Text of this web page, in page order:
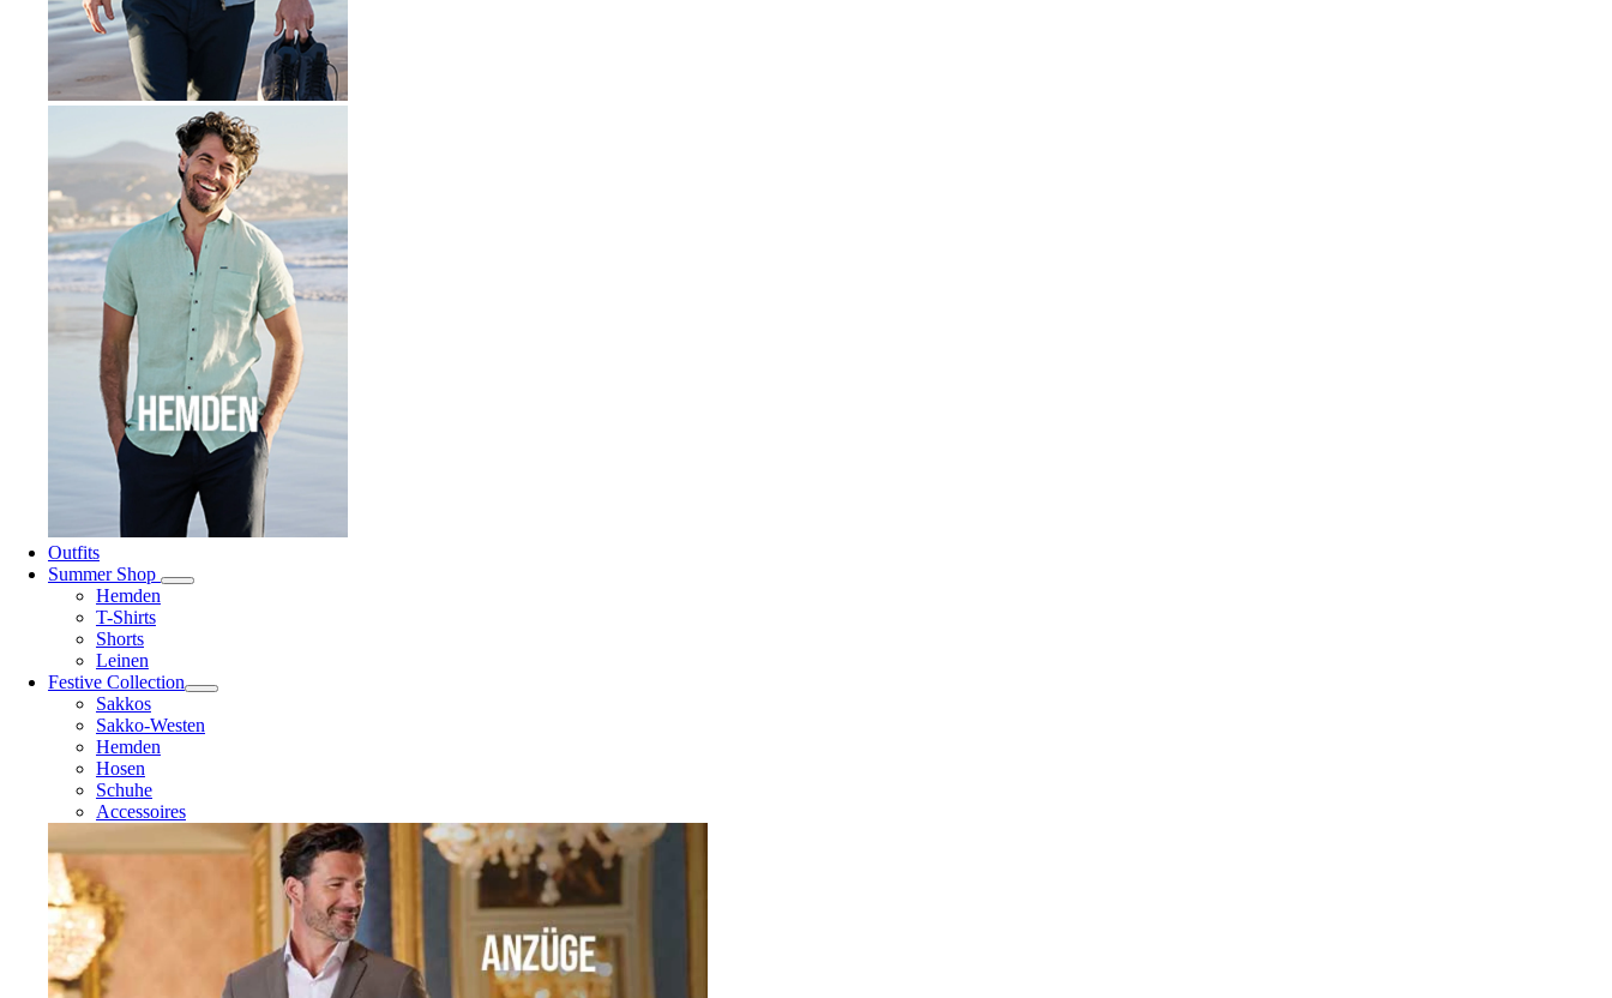
Outfits
Summer Shop
Hemden
T-Shirts
Shorts
Leinen
Festive Collection
Sakkos
Sakko-Westen
Hemden
Hosen
Schuhe
Accessoires